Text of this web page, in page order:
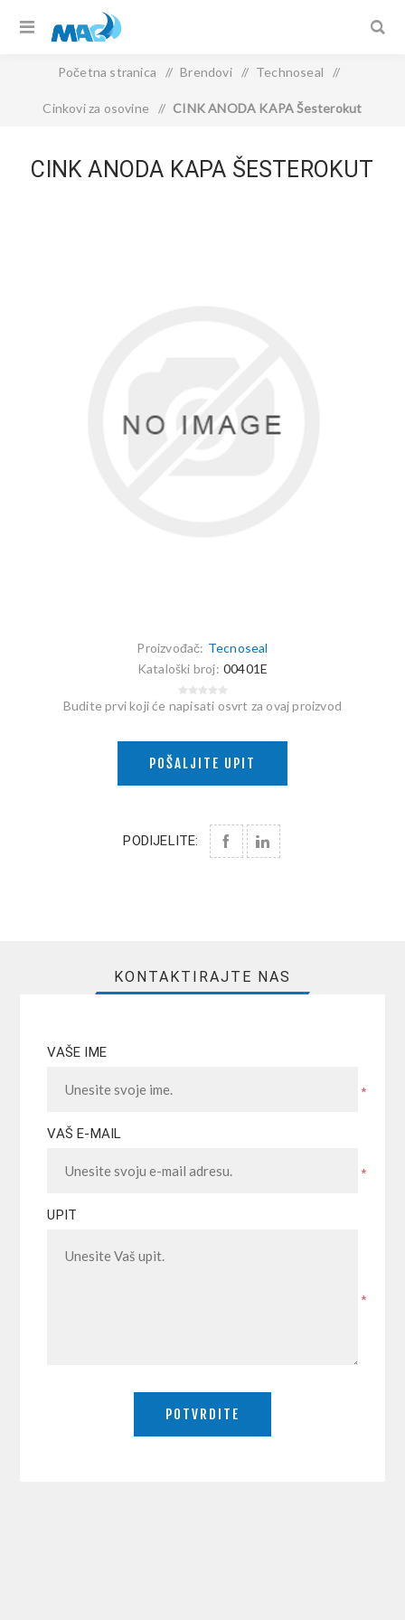
Početna stranica / Brendovi / Technoseal /
Cinkovi za osovine / CINK ANODA KAPA Šesterokut
CINK ANODA KAPA ŠESTEROKUT
Proizvođač: Tecnoseal
Kataloški broj: 00401E
Budite prvi koji će napisati osvrt za ovaj proizvod
POŠALJITE UPIT
PODIJELITE:
KONTAKTIRAJTE NAS
VAŠE IME
*
VAŠ E-MAIL
*
UPIT
*